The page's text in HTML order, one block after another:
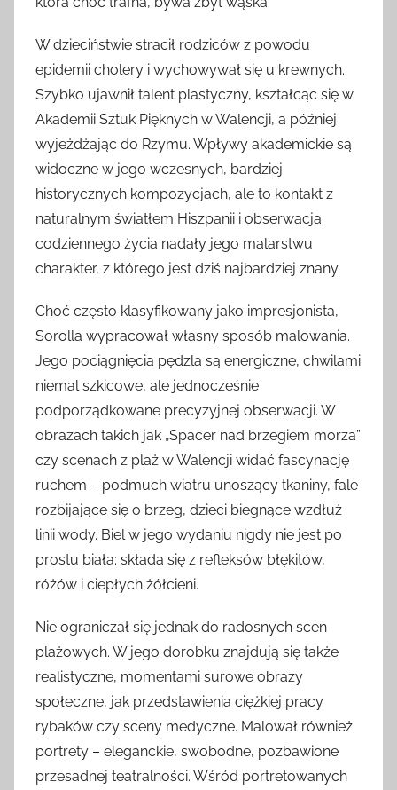
W dzieciństwie stracił rodziców z powodu
epidemii cholery i wychowywał się u krewnych.
Szybko ujawnił talent plastyczny, kształcąc się w
Akademii Sztuk Pięknych w Walencji, a później
wyjeżdżając do Rzymu. Wpływy akademickie są
widoczne w jego wczesnych, bardziej
historycznych kompozycjach, ale to kontakt z
naturalnym światłem Hiszpanii i obserwacja
codziennego życia nadały jego malarstwu
charakter, z którego jest dziś najbardziej znany.
Choć często klasyfikowany jako impresjonista,
Sorolla wypracował własny sposób malowania.
Jego pociągnięcia pędzla są energiczne, chwilami
niemal szkicowe, ale jednocześnie
podporządkowane precyzyjnej obserwacji. W
obrazach takich jak „Spacer nad brzegiem morza”
czy scenach z plaż w Walencji widać fascynację
ruchem – podmuch wiatru unoszący tkaniny, fale
rozbijające się o brzeg, dzieci biegnące wzdłuż
linii wody. Biel w jego wydaniu nigdy nie jest po
prostu biała: składa się z refleksów błękitów,
różów i ciepłych żółcieni.
Nie ograniczał się jednak do radosnych scen
plażowych. W jego dorobku znajdują się także
realistyczne, momentami surowe obrazy
społeczne, jak przedstawienia ciężkiej pracy
rybaków czy sceny medyczne. Malował również
portrety – eleganckie, swobodne, pozbawione
przesadnej teatralności. Wśród portretowanych